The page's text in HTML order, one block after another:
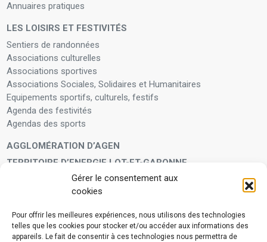
Gérer le consentement aux
cookies
Pour offrir les meilleures expériences, nous utilisons des technologies
telles que les cookies pour stocker et/ou accéder aux informations des
appareils. Le fait de consentir à ces technologies nous permettra de
Annuaires pratiques
LES LOISIRS ET FESTIVITÉS
Sentiers de randonnées
Associations culturelles
Associations sportives
Associations Sociales, Solidaires et Humanitaires
Equipements sportifs, culturels, festifs
Agenda des festivités
Agendas des sports
AGGLOMÉRATION D’AGEN
TERRITOIRE D’ENERGIE LOT-ET-GARONNE
Enfants et adolescents
VIVRE À VOS CÔTÉS